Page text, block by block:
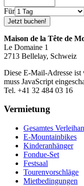
Für
Maison de la Tête de
Le Domaine 1
2713 Bellelay, Schweiz
Diese E-Mail-Adresse ist
muss JavaScript
Tel. +41 32 484 03 16
Vermietung
Gesamtes
E-Mountainbikes
Kinderanhänger
Fondue-Set
Festsaal
Tourenvorschläge
Mietbedingungen